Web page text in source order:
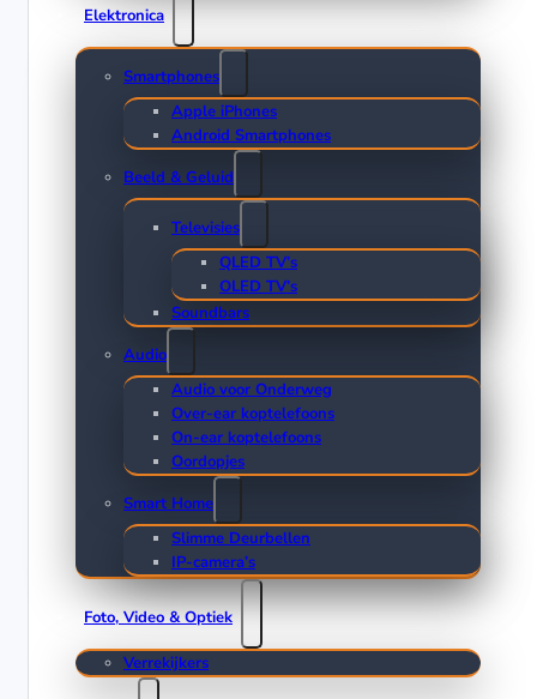
Elektronica
Smartphones
Apple iPhones
Android Smartphones
Beeld & Geluid
Televisies
QLED TV’s
OLED TV’s
Soundbars
Audio
Audio voor Onderweg
Over-ear koptelefoons
On-ear koptelefoons
Oordopjes
Smart Home
Slimme Deurbellen
IP-camera’s
Foto, Video & Optiek
Verrekijkers